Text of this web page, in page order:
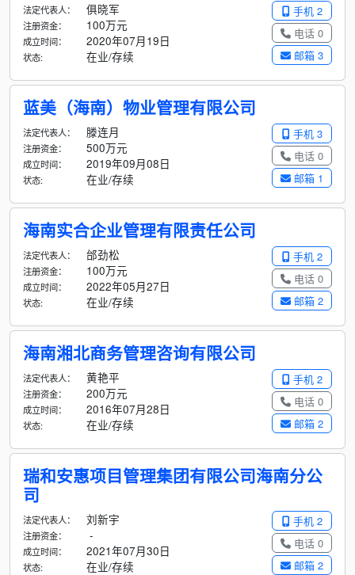
手机 2
电话 0
邮箱 3
法定代表人： 俱晓军
注册资金： 100万元
成立时间： 2020年07月19日
状态: 在业/存续
蓝美（海南）物业管理有限公司
手机 3
电话 0
邮箱 1
法定代表人： 滕连月
注册资金： 500万元
成立时间： 2019年09月08日
状态: 在业/存续
海南实合企业管理有限责任公司
手机 2
电话 0
邮箱 2
法定代表人： 邰劲松
注册资金： 100万元
成立时间： 2022年05月27日
状态: 在业/存续
海南湘北商务管理咨询有限公司
手机 2
电话 0
邮箱 2
法定代表人： 黄艳平
注册资金： 200万元
成立时间： 2016年07月28日
状态: 在业/存续
瑞和安惠项目管理集团有限公司海南分公
司
手机 2
电话 0
邮箱 2
法定代表人： 刘新宇
注册资金： -
成立时间： 2021年07月30日
状态: 在业/存续